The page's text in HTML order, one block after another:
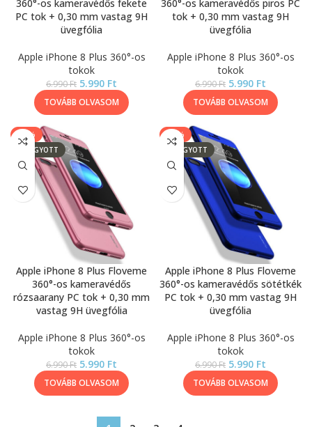
360°-os kameravédős fekete
PC tok + 0,30 mm vastag 9H
üvegfólia
Apple iPhone 8 Plus 360°-os
tokok
6.990Ft 5.990 Ft
TOVÁBB OLVASOM
360°-os kameravédős piros PC
tok + 0,30 mm vastag 9H
üvegfólia
Apple iPhone 8 Plus 360°-os
tokok
6.990Ft 5.990 Ft
TOVÁBB OLVASOM
-14%
ELFOGYOTT
Apple iPhone 8 Plus Floveme
360°-os kameravédős
rózsaarany PC tok + 0,30 mm
vastag 9H üvegfólia
Apple iPhone 8 Plus 360°-os
tokok
6.990Ft 5.990 Ft
TOVÁBB OLVASOM
-14%
ELFOGYOTT
Apple iPhone 8 Plus Floveme
360°-os kameravédős sötétkék
PC tok + 0,30 mm vastag 9H
üvegfólia
Apple iPhone 8 Plus 360°-os
tokok
6.990Ft 5.990 Ft
TOVÁBB OLVASOM